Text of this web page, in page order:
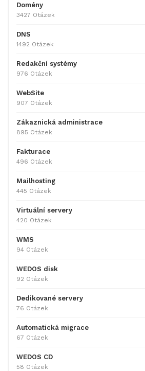
Domény
3427 Otázek
DNS
1492 Otázek
Redakční systémy
976 Otázek
WebSite
907 Otázek
Zákaznická administrace
895 Otázek
Fakturace
496 Otázek
Mailhosting
445 Otázek
Virtuální servery
420 Otázek
WMS
94 Otázek
WEDOS disk
92 Otázek
Dedikované servery
76 Otázek
Automatická migrace
67 Otázek
WEDOS CD
58 Otázek